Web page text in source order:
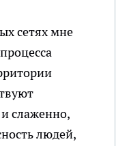
сетях мне
слаженно,
людей,